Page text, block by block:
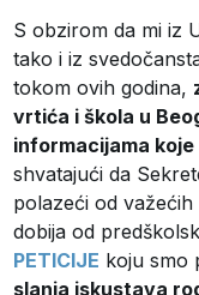
S obzirom da mi iz
tako i iz
tokom ovih godina,
vrtića i škola u
informacijama
shvatajući da
polazeći od
dobija od
PETICIJE koju smo
slanja iskustava